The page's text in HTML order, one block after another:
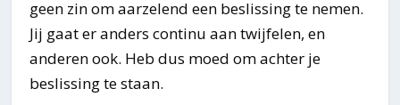
geen zin om aarzelend een beslissing te nemen.
Jij gaat er anders continu aan twijfelen, en
anderen ook. Heb dus moed om achter je
beslissing te staan.